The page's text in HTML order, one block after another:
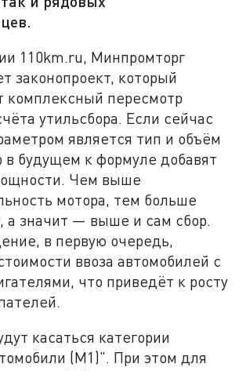
110km.ru, Минпромторг
законопроект, который
комплексный пересмотр
утильсбора. Если сейчас
является тип и объём
в будущем к формуле добавят
Чем выше
мотора, тем больше
а значит — выше и сам сбор.
в первую очередь,
ввоза автомобилей с
что приведёт к росту
касаться категории
(М1)". При этом для